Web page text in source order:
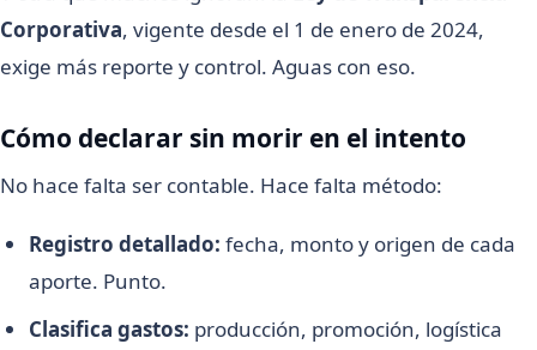
Corporativa, vigente desde el 1 de enero de 2024,
exige más reporte y control. Aguas con eso.
Cómo declarar sin morir en el intento
No hace falta ser contable. Hace falta método:
Registro detallado: fecha, monto y origen de cada
aporte. Punto.
Clasifica gastos: producción, promoción, logística